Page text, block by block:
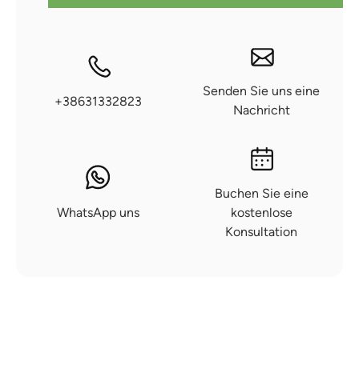
+38631332823
Senden Sie uns eine
Nachricht
WhatsApp uns
Buchen Sie eine
kostenlose
Konsultation